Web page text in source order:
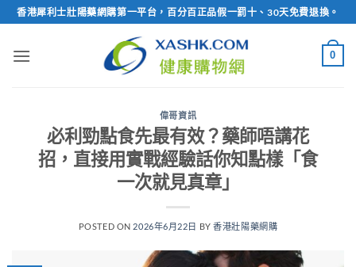
Skip
to
content
香港犀利士壯陽藥網購第一平台，百分百正品假一罰十、30天免費退換。
0
偉哥資訊
必利勁點食先最有效？藥師唔講花
招，直接用實戰經驗話你知點樣「食
一次就見真章」
POSTED ON 2026年6月22日 BY香港壯陽藥網購